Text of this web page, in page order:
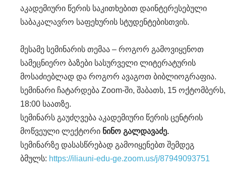
აკადემიური წერის საკითხებით დაინტერესებული
საბაკალავრო საფეხურის სტუდენტებისთვის.
მესამე სემინარის თემაა – როგორ გამოვიყენოთ
სამეცნიერო ბაზები სასურველი ლიტერატურის
მოსაძიებლად და როგორ ავაგოთ ბიბლიოგრაფია.
სემინარი ჩატარდება Zoom-ში, შაბათს, 15 ოქტომბერს,
18:00 საათზე.
სემინარს გაუძღვება აკადემიური წერის ცენტრის
მოწვეული ლექტორი ნინო გალდავაძე.
სემინარზე დასასწრებად გამოიყენებთ შემდეგ
ბმულს: https://iliauni-edu-ge.zoom.us/j/87949093751